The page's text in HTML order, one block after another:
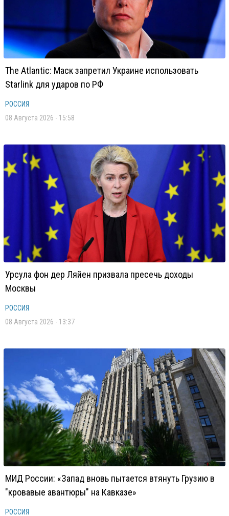
The Atlantic: Маск запретил Украине использовать
Starlink для ударов по РФ
РОССИЯ
08 Августа 2026 - 15:58
Урсула фон дер Ляйен призвала пресечь доходы
Москвы
РОССИЯ
08 Августа 2026 - 13:37
МИД России: «Запад вновь пытается втянуть Грузию в
"кровавые авантюры" на Кавказе»
РОССИЯ